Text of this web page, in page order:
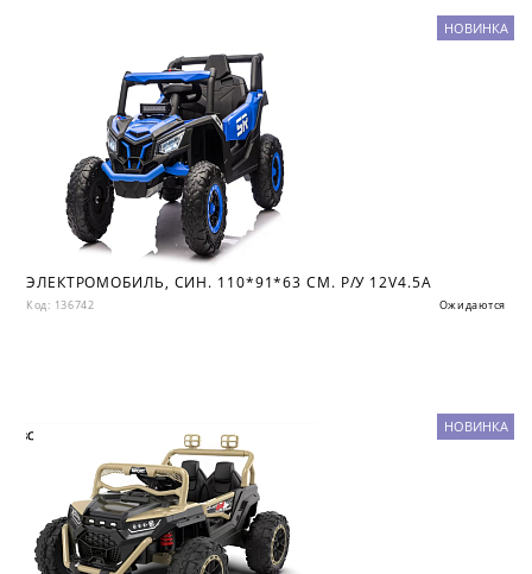
ЭЛЕКТРОМОБИЛЬ, СИН. 110*91*63 СМ. Р/У 12V4.5A
Код: 136742 Ожидаются
НОВИНКА
НОВИНКА